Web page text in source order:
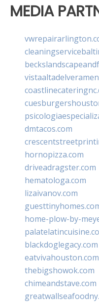
MEDIA
dmtacos.com
hornopizza.com
driveadragster.com
hematologa.com
lizaivanov.com
home-plow-by-
blackdoglegacy.com
eatvivahouston.com
thebigshowok.com
chimeandstave.com